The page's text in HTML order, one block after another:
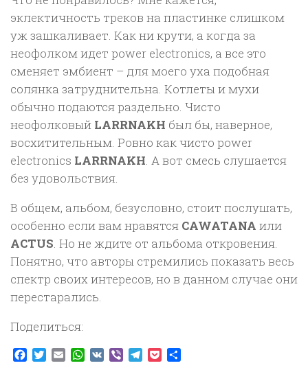
эклектичность треков на пластинке слишком
уж зашкаливает. Как ни крути, а когда за
неофолком идет power electronics, а все это
сменяет эмбиент – для моего уха подобная
солянка затруднительна. Котлеты и мухи
обычно подаются раздельно. Чисто
неофолковый LARRNAKH был бы, наверное,
восхитительным. Ровно как чисто power
electronics LARRNAKH. А вот смесь слушается
без удовольствия.
В общем, альбом, безусловно, стоит послушать,
особенно если вам нравятся CAWATANA или
ACTUS. Но не ждите от альбома откровения.
Понятно, что авторы стремились показать весь
спектр своих интересов, но в данном случае они
перестарались.
Поделиться:
Facebook
TwitterEmailWhatsApp
VK ViberTelegram
Pocket